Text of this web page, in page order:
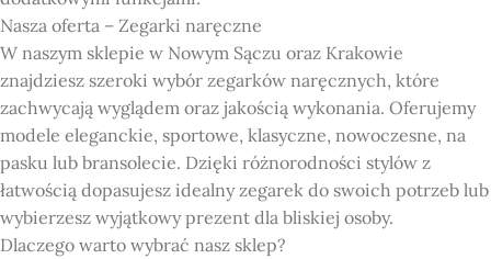
Nasza oferta – Zegarki naręczne
W naszym sklepie w Nowym Sączu oraz Krakowie
znajdziesz szeroki wybór zegarków naręcznych, które
zachwycają wyglądem oraz jakością wykonania. Oferujemy
modele eleganckie, sportowe, klasyczne, nowoczesne, na
pasku lub bransolecie. Dzięki różnorodności stylów z
łatwością dopasujesz idealny zegarek do swoich potrzeb lub
wybierzesz wyjątkowy prezent dla bliskiej osoby.
Dlaczego warto wybrać nasz sklep?